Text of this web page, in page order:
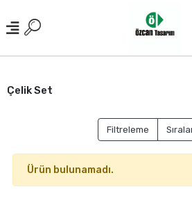
Çelik Set
Filtreleme
Ürün bulunamadı.